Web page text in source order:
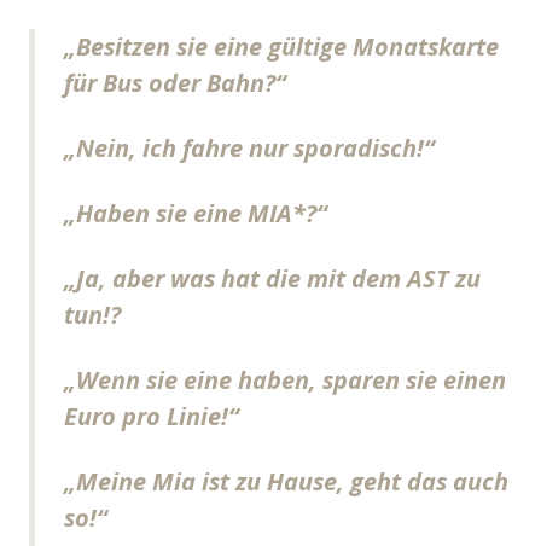
„Besitzen sie eine gültige Monatskarte
für Bus oder Bahn?“
„Nein, ich fahre nur sporadisch!“
„Haben sie eine MIA*?“
„Ja, aber was hat die mit dem AST zu
tun!?
„Wenn sie eine haben, sparen sie einen
Euro pro Linie!“
„Meine Mia ist zu Hause, geht das auch
so!“